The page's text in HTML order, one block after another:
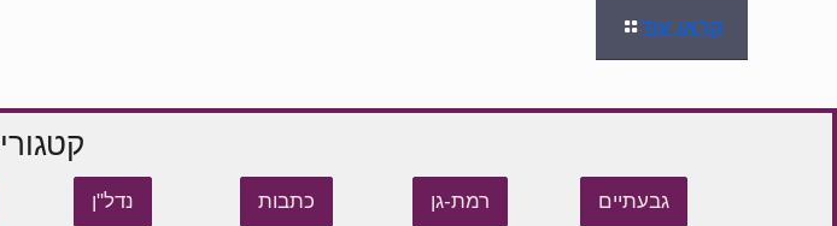
קראו עוד
גבעתיים רמת-גן כתבות נדל"ן